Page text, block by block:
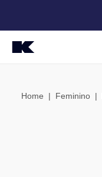
Home | Feminino |